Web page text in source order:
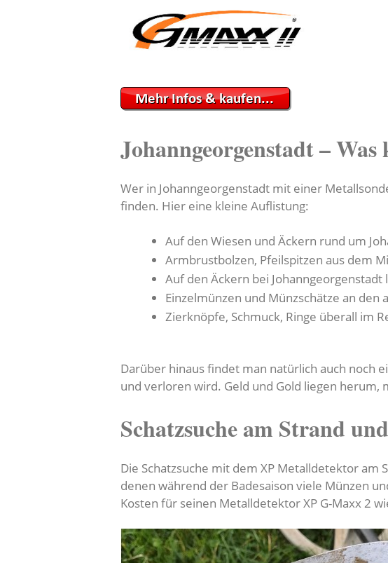
Johanngeorgenstadt –
Wer in Johanngeorgenstadt mit einer
finden. Hier eine kleine Auflistung:
Auf den Wiesen und Äckern rund um
Armbrustbolzen, Pfeilspitzen aus dem
Auf den Äckern bei
Einzelmünzen und Münzschätze an den
Zierknöpfe, Schmuck, Ringe überall im
Darüber hinaus findet man natürlich auch noch
und verloren wird. Geld und Gold liegen herum,
Schatzsuche am Strand
Die Schatzsuche mit dem XP Metalldetektor am
denen während der Badesaison viele Münzen
Kosten für seinen Metalldetektor XP G-Maxx 2